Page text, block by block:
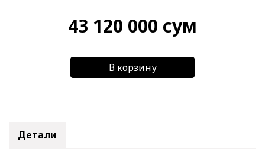
43 120 000 сум
В корзину
Детали